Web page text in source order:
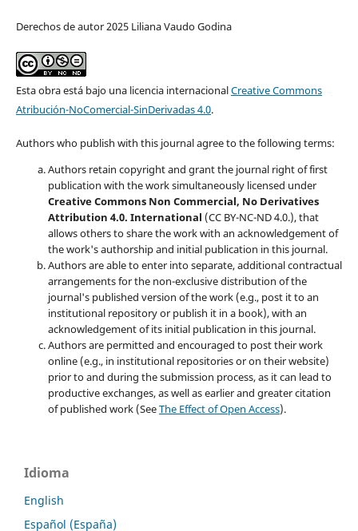
Derechos de autor 2025 Liliana Vaudo Godina
Esta obra está bajo una licencia internacionalCreative Commons
Atribución-NoComercial-SinDerivadas 4.0.
Authors who publish with this journal agree to the following terms:
Authors retain copyright and grant the journal right of first
publication with the work simultaneously licensed under
Creative Commons Non Commercial, No Derivatives
Attribution 4.0. International (CC BY-NC-ND 4.0.), that
allows others to share the work with an acknowledgement of
the work's authorship and initial publication in this journal.
Authors are able to enter into separate, additional contractual
arrangements for the non-exclusive distribution of the
journal's published version of the work (e.g., post it to an
institutional repository or publish it in a book), with an
acknowledgement of its initial publication in this journal.
Authors are permitted and encouraged to post their work
online (e.g., in institutional repositories or on their website)
prior to and during the submission process, as it can lead to
productive exchanges, as well as earlier and greater citation
of published work (SeeThe Effect of Open Access).
Idioma
English
Español (España)